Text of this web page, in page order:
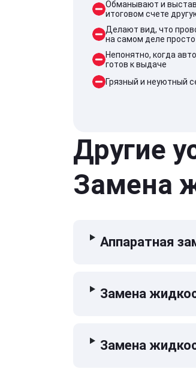
Обманывают и
итоговом счете
Делают вид, что
на самом деле просто
Непонятно, когда
готов к выдаче
Грязный и неуютный
Другие
Замена
Аппаратная
Замена
Замена